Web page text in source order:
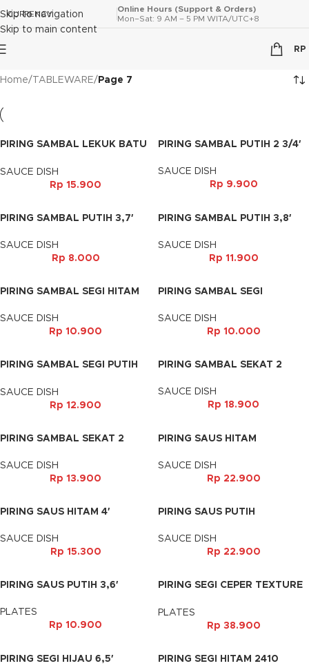
Skip to navigation
Skip to main content
CURRENCY
Online Hours (Support & Orders)
Mon–Sat: 9 AM – 5 PM WITA/UTC+8
RP
Home/ TABLEWARE/ Page 7
PIRING SAMBAL LEKUK BATU
SAUCE DISH
Rp 15.900
PIRING SAMBAL PUTIH 2 3/4′
SAUCE DISH
Rp 9.900
PIRING SAMBAL PUTIH 3,7′
SAUCE DISH
Rp 8.000
PIRING SAMBAL PUTIH 3,8′
SAUCE DISH
Rp 11.900
PIRING SAMBAL SEGI HITAM
SAUCE DISH
Rp 10.900
PIRING SAMBAL SEGI
SAUCE DISH
Rp 10.000
PIRING SAMBAL SEGI PUTIH
SAUCE DISH
Rp 12.900
PIRING SAMBAL SEKAT 2
SAUCE DISH
Rp 18.900
PIRING SAMBAL SEKAT 2
SAUCE DISH
Rp 13.900
PIRING SAUS HITAM
SAUCE DISH
Rp 22.900
PIRING SAUS HITAM 4′
SAUCE DISH
Rp 15.300
PIRING SAUS PUTIH
SAUCE DISH
Rp 22.900
PIRING SAUS PUTIH 3,6′
PLATES
Rp 10.900
PIRING SEGI CEPER TEXTURE
PLATES
Rp 38.900
PIRING SEGI HIJAU 6,5′ PIRING SEGI HITAM 2410